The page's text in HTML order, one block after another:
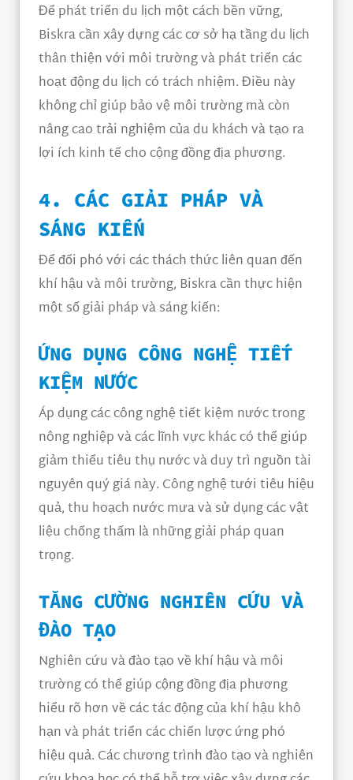
Để phát triển du lịch một cách bền vững,
Biskra cần xây dựng các cơ sở hạ tầng du lịch
thân thiện với môi trường và phát triển các
hoạt động du lịch có trách nhiệm. Điều này
không chỉ giúp bảo vệ môi trường mà còn
nâng cao trải nghiệm của du khách và tạo ra
lợi ích kinh tế cho cộng đồng địa phương.
4. CÁC GIẢI PHÁP VÀ
SÁNG KIẾN
Để đối phó với các thách thức liên quan đến
khí hậu và môi trường, Biskra cần thực hiện
một số giải pháp và sáng kiến:
ỨNG DỤNG CÔNG NGHỆ TIẾT
KIỆM NƯỚC
Áp dụng các công nghệ tiết kiệm nước trong
nông nghiệp và các lĩnh vực khác có thể giúp
giảm thiểu tiêu thụ nước và duy trì nguồn tài
nguyên quý giá này. Công nghệ tưới tiêu hiệu
quả, thu hoạch nước mưa và sử dụng các vật
liệu chống thấm là những giải pháp quan
trọng.
TĂNG CƯỜNG NGHIÊN CỨU VÀ
ĐÀO TẠO
Nghiên cứu và đào tạo về khí hậu và môi
trường có thể giúp cộng đồng địa phương
hiểu rõ hơn về các tác động của khí hậu khô
hạn và phát triển các chiến lược ứng phó
hiệu quả. Các chương trình đào tạo và nghiên